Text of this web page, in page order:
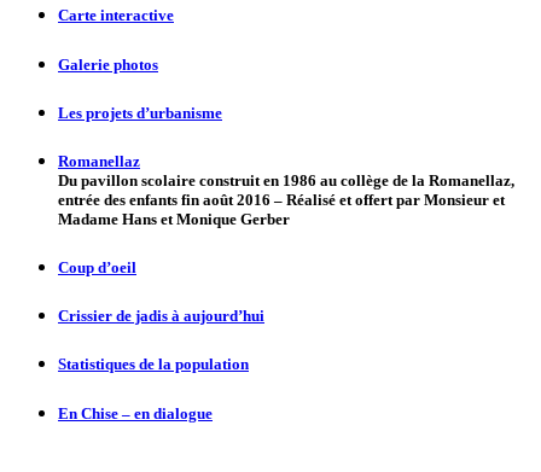
Carte interactive
Galerie photos
Les projets d’urbanisme
Romanellaz
Du pavillon scolaire construit en 1986 au collège de la Romanellaz,
entrée des enfants fin août 2016 – Réalisé et offert par Monsieur et
Madame Hans et Monique Gerber
Coup d’oeil
Crissier de jadis à aujourd’hui
Statistiques de la population
En Chise – en dialogue